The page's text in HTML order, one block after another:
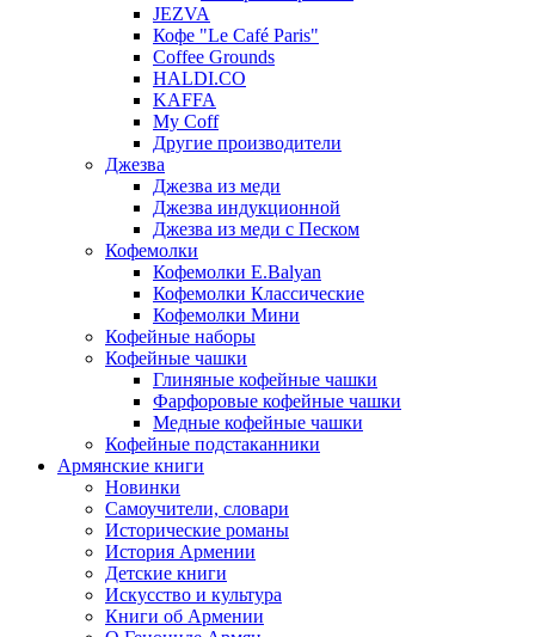
JEZVA
Кофе "Le Café Paris"
Coffee Grounds
HALDI.CO
KAFFA
My Coff
Другие производители
Джезва
Джезва из меди
Джезва индукционной
Джезва из меди с Песком
Кофемолки
Кофемолки E.Balyan
Кофемолки Классические
Кофемолки Мини
Кофейные наборы
Кофейные чашки
Глиняные кофейные чашки
Фарфоровые кофейные чашки
Медные кофейные чашки
Кофейные подстаканники
Армянские книги
Новинки
Самоучители, словари
Исторические романы
История Армении
Детские книги
Иcкусство и культура
Книги об Армении